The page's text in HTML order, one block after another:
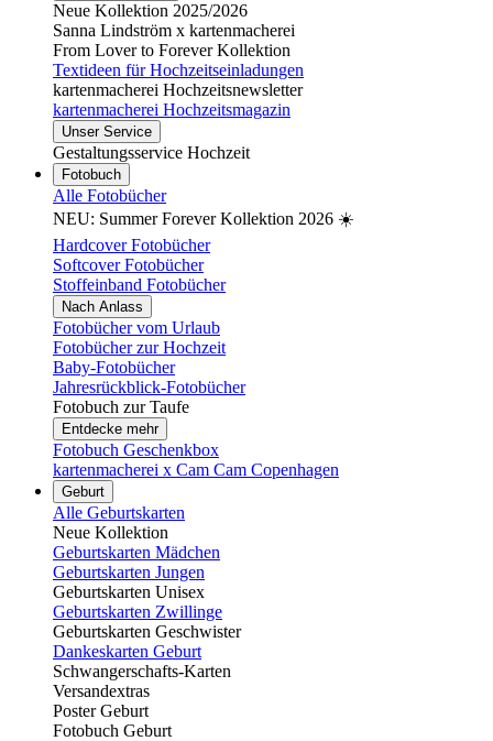
Neue Kollektion 2025/2026
Sanna Lindström x kartenmacherei
From Lover to Forever Kollektion
Textideen für Hochzeitseinladungen
kartenmacherei Hochzeitsnewsletter
kartenmacherei Hochzeitsmagazin
Unser Service
Gestaltungsservice Hochzeit
Fotobuch
Alle Fotobücher
NEU: Summer Forever Kollektion 2026 ☀️
Hardcover Fotobücher
Softcover Fotobücher
Stoffeinband Fotobücher
Nach Anlass
Fotobücher vom Urlaub
Fotobücher zur Hochzeit
Baby-Fotobücher
Jahresrückblick-Fotobücher
Fotobuch zur Taufe
Entdecke mehr
Fotobuch Geschenkbox
kartenmacherei x Cam Cam Copenhagen
Geburt
Alle Geburtskarten
Neue Kollektion
Geburtskarten Mädchen
Geburtskarten Jungen
Geburtskarten Unisex
Geburtskarten Zwillinge
Geburtskarten Geschwister
Dankeskarten Geburt
Schwangerschafts-Karten
Versandextras
Poster Geburt
Fotobuch Geburt